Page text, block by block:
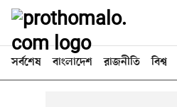
সর্বশেষ বাংলাদেশ রাজনীতি বিশ্ব